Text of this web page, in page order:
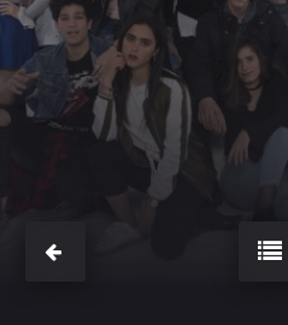
Rebelde: En Español
FILMES
Alfonso Herrera
Christian Chávez